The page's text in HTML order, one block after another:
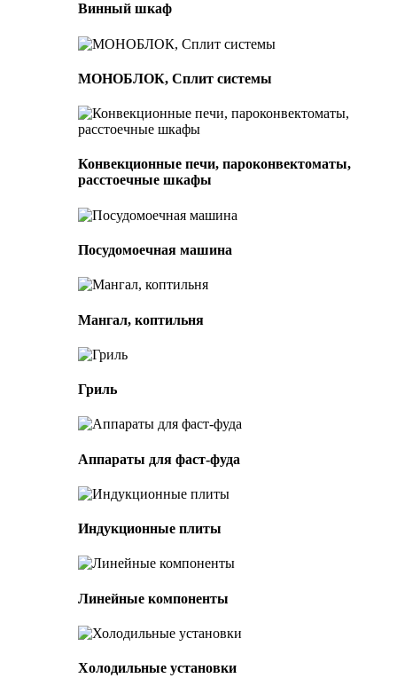
Винный шкаф
МОНОБЛОК, Сплит системы
Конвекционные печи, пароконвектоматы,
расстоечные шкафы
Посудомоечная машина
Мангал, коптильня
Гриль
Аппараты для фаст-фуда
Индукционные плиты
Линейные компоненты
Холодильные установки